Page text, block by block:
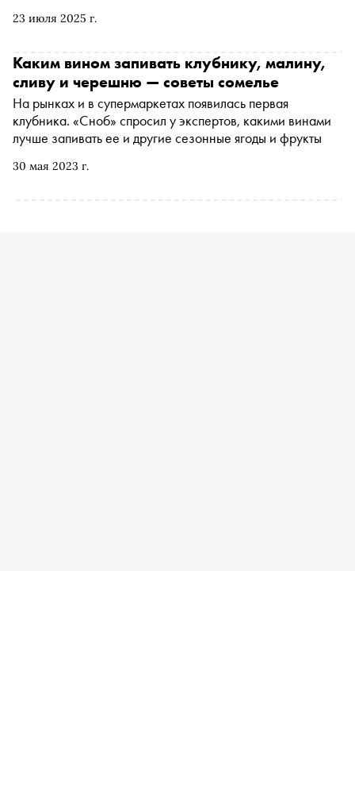
23 июля 2025 г.
рассказывает создатель Telegram-канала Вино? Why
настроением» Анастасия Палферова
30 мая 2023 г.
Каким вином запивать клубнику, малину,
сливу и черешню — советы сомелье
На рынках и в супермаркетах появилась первая
клубника. «Сноб» спросил у экспертов, какими винами
лучше запивать ее и другие сезонные ягоды и фрукты